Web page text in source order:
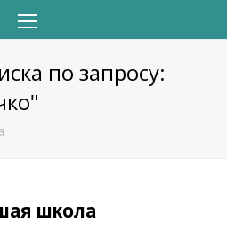
Menu
по запросу:
школа